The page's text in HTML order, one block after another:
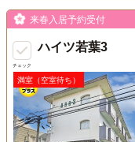
チェック
来春入居予約受付
ハイツ若葉3
満室（空室待ち）